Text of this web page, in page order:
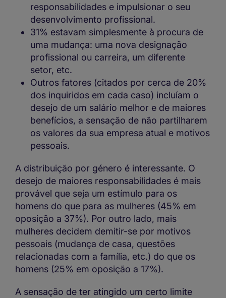
responsabilidades e impulsionar o seu
desenvolvimento profissional.
31% estavam simplesmente à procura de
uma mudança: uma nova designação
profissional ou carreira, um diferente
setor, etc.
Outros fatores (citados por cerca de 20%
dos inquiridos em cada caso) incluíam o
desejo de um salário melhor e de maiores
benefícios, a sensação de não partilharem
os valores da sua empresa atual e motivos
pessoais.
A distribuição por género é interessante. O
desejo de maiores responsabilidades é mais
provável que seja um estímulo para os
homens do que para as mulheres (45% em
oposição a 37%). Por outro lado, mais
mulheres decidem demitir-se por motivos
pessoais (mudança de casa, questões
relacionadas com a família, etc.) do que os
homens (25% em oposição a 17%).
A sensação de ter atingido um certo limite